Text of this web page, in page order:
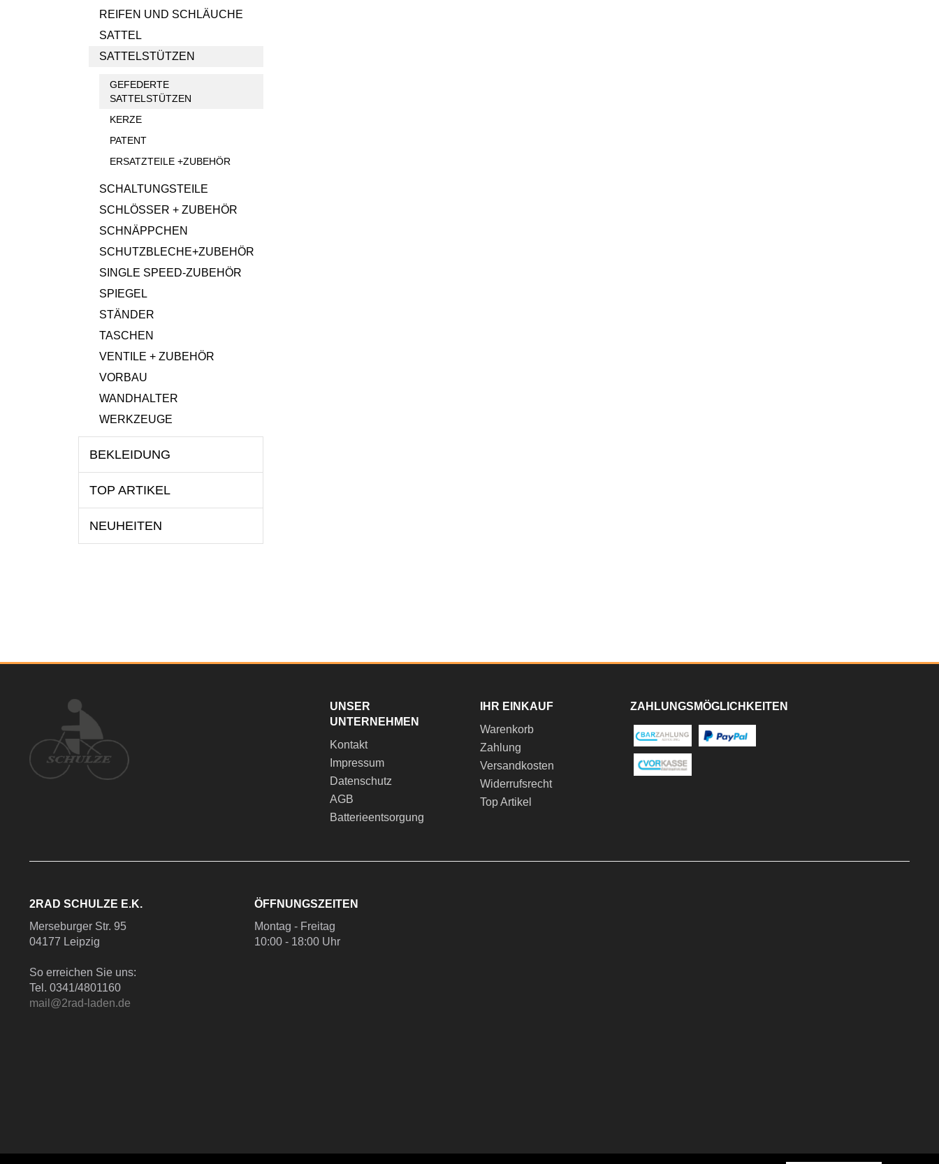
REIFEN UND SCHLÄUCHE
SATTEL
SATTELSTÜTZEN
GEFEDERTE
SATTELSTÜTZEN
KERZE
PATENT
ERSATZTEILE +ZUBEHÖR
SCHALTUNGSTEILE
SCHLÖSSER + ZUBEHÖR
SCHNÄPPCHEN
SCHUTZBLECHE+ZUBEHÖR
SINGLE SPEED-ZUBEHÖR
SPIEGEL
STÄNDER
TASCHEN
VENTILE + ZUBEHÖR
VORBAU
WANDHALTER
WERKZEUGE
BEKLEIDUNG
TOP ARTIKEL
NEUHEITEN
UNSER
UNTERNEHMEN
Kontakt
Impressum
Datenschutz
AGB
Batterieentsorgung
IHR EINKAUF
Warenkorb
Zahlung
Versandkosten
Widerrufsrecht
Top Artikel
ZAHLUNGSMÖGLICHKEITEN
2RAD SCHULZE E.K.
Merseburger Str. 95
04177 Leipzig
So erreichen Sie uns:
Tel. 0341/4801160
mail@2rad-laden.de
ÖFFNUNGSZEITEN
Montag - Freitag
10:00 - 18:00 Uhr